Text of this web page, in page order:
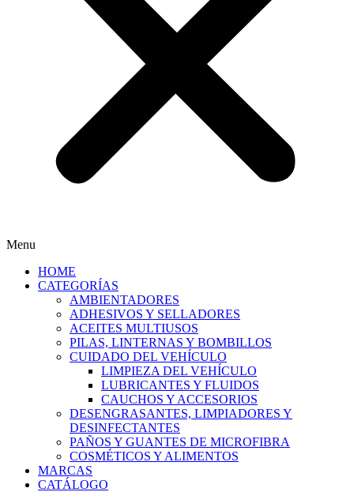
Menu
HOME
CATEGORÍAS
AMBIENTADORES
ADHESIVOS Y SELLADORES
ACEITES MULTIUSOS
PILAS, LINTERNAS Y BOMBILLOS
CUIDADO DEL VEHÍCULO
LIMPIEZA DEL VEHÍCULO
LUBRICANTES Y FLUIDOS
CAUCHOS Y ACCESORIOS
DESENGRASANTES, LIMPIADORES Y
DESINFECTANTES
PAÑOS Y GUANTES DE MICROFIBRA
COSMÉTICOS Y ALIMENTOS
MARCAS
CATÁLOGO